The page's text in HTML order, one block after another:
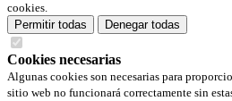
cookies.
Permitir todas
Denegar todas
Cookies necesarias
Algunas cookies son necesarias para
sitio web no funcionará correctamente sin